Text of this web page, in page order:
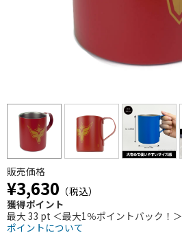
販売価格
¥3,630 （税込）
獲得ポイント
最大 33 pt ＜最大1％ポイントバック！＞
ポイントについて